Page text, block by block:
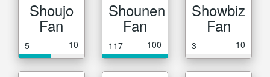
Shoujo
Fan
5 10
Shounen
Fan
117 100
Showbiz
Fan
3 10